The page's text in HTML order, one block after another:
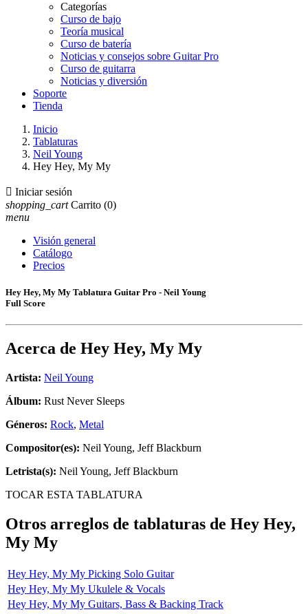
Categorías
Curso de bajo
Teoría musical
Curso de batería
Noticias y consejos sobre Guitar Pro
Curso de guitarra
Noticias y diversión
Soporte
Tienda
Inicio
Tablaturas
Neil Young
Hey Hey, My My
 Iniciar sesión
shopping_cart Carrito (0)
menu
Visión general
Catálogo
Precios
Hey Hey, My My Tablatura Guitar Pro - Neil Young
Full Score
Acerca de Hey Hey, My My
Artista: Neil Young
Álbum: Rust Never Sleeps
Géneros: Rock, Metal
Compositor(es): Neil Young, Jeff Blackburn
Letrista(s): Neil Young, Jeff Blackburn
TOCAR ESTA TABLATURA
Otros arreglos de tablaturas de Hey Hey,
My My
Hey Hey, My My Picking Solo Guitar
Hey Hey, My My Ukulele & Vocals
Hey Hey, My My Guitars, Bass & Backing Track